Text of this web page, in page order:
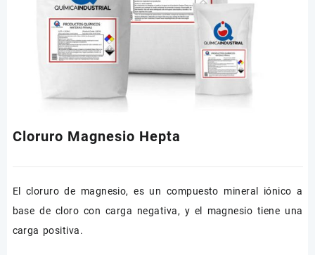
Cloruro Magnesio Hepta
El cloruro de magnesio, es un compuesto mineral iónico a
base de cloro con carga negativa, y el magnesio tiene una
carga positiva.